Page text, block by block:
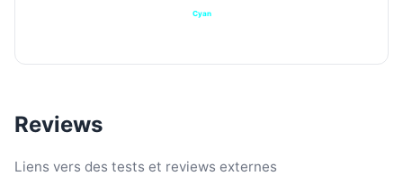
Cyan
Reviews
Liens vers des tests et reviews externes